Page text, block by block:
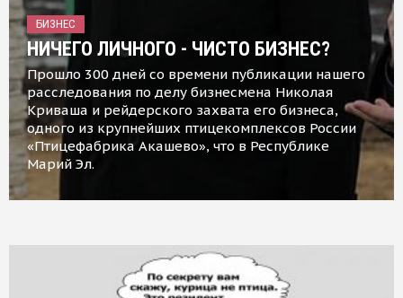
БИЗНЕС
НИЧЕГО ЛИЧНОГО - ЧИСТО БИЗНЕС?
Прошло 300 дней со времени публикации нашего
расследования по делу бизнесмена Николая
Криваша и рейдерского захвата его бизнеса,
одного из крупнейших птицекомплексов России
«Птицефабрика Акашево», что в Республике
Марий Эл.